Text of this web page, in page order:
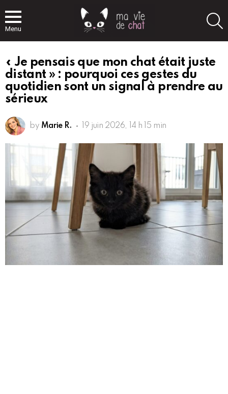
Menu
« Je pensais que mon chat était juste
distant » : pourquoi ces gestes du
quotidien sont un signal à prendre au
sérieux
by Marie R. 19 juin 2026, 14 h 15 min